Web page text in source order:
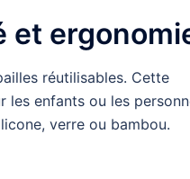
et
réutilisables. Cette
enfants ou les
verre ou bambou.